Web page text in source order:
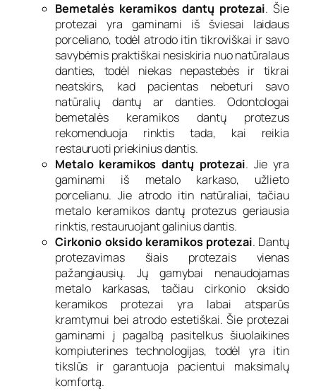
Bemetalės keramikos dantų protezai. Šie
protezai yra gaminami iš šviesai laidaus
porceliano, todėl atrodo itin tikroviškai ir savo
savybėmis praktiškai nesiskiria nuo natūralaus
danties, todėl niekas nepastebės ir tikrai
neatskirs, kad pacientas nebeturi savo
natūralių dantų ar danties. Odontologai
bemetalės keramikos dantų protezus
rekomenduoja rinktis tada, kai reikia
restauruoti priekinius dantis.
Metalo keramikos dantų protezai. Jie yra
gaminami iš metalo karkaso, užlieto
porcelianu. Jie atrodo itin natūraliai, tačiau
metalo keramikos dantų protezus geriausia
rinktis, restauruojant galinius dantis.
Cirkonio oksido keramikos protezai. Dantų
protezavimas šiais protezais vienas
pažangiausių. Jų gamybai nenaudojamas
metalo karkasas, tačiau cirkonio oksido
keramikos protezai yra labai atsparūs
kramtymui bei atrodo estetiškai. Šie protezai
gaminami į pagalbą pasitelkus šiuolaikines
kompiuterines technologijas, todėl yra itin
tikslūs ir garantuoja pacientui maksimalų
komfortą.